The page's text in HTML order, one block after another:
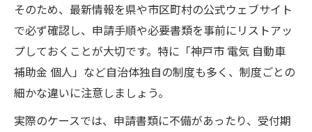
そのため、最新情報を県や市区町村の公式ウェブサイト
で必ず確認し、申請手順や必要書類を事前にリストアッ
プしておくことが大切です。特に「神戸市 電気 自動車
補助金 個人」など自治体独自の制度も多く、制度ごとの
細かな違いに注意しましょう。
実際のケースでは、申請書類に不備があったり、受付期